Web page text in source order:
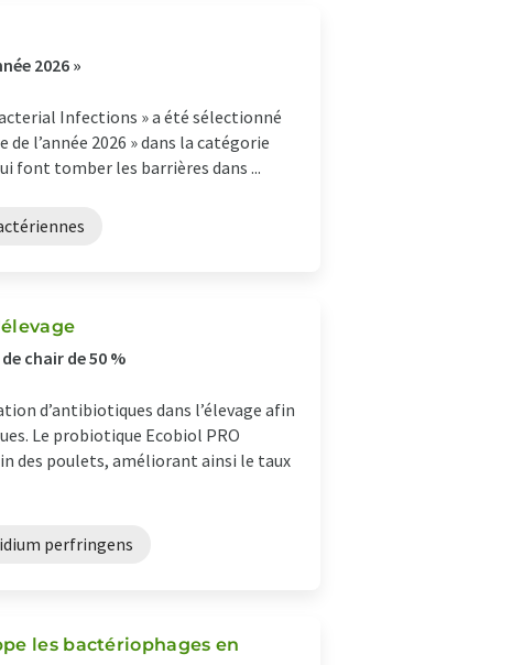
2026 »
Infections » a été sélectionné
l’année 2026 » dans la catégorie
font tomber les barrières dans ...
chair de 50 %
d’antibiotiques dans l’élevage afin
Le probiotique Ecobiol PRO
des poulets, améliorant ainsi le taux
perfringens
les bactériophages en